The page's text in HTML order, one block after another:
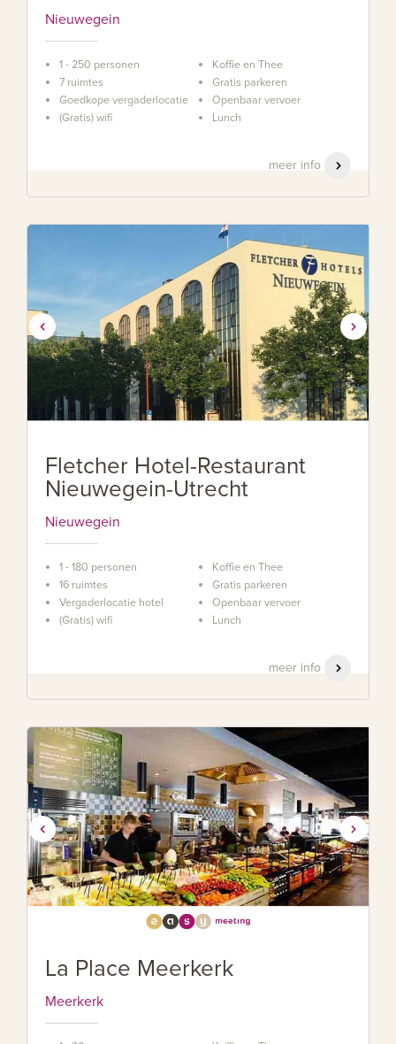
Nieuwegein
1 - 250 personen
7 ruimtes
Goedkope vergaderlocatie
(Gratis) wifi
Koffie en Thee
Gratis parkeren
Openbaar vervoer
Lunch
meer info
Fletcher Hotel-Restaurant
Nieuwegein-Utrecht
Nieuwegein
1 - 180 personen
16 ruimtes
Vergaderlocatie hotel
(Gratis) wifi
Koffie en Thee
Gratis parkeren
Openbaar vervoer
Lunch
meer info
La Place Meerkerk
Meerkerk